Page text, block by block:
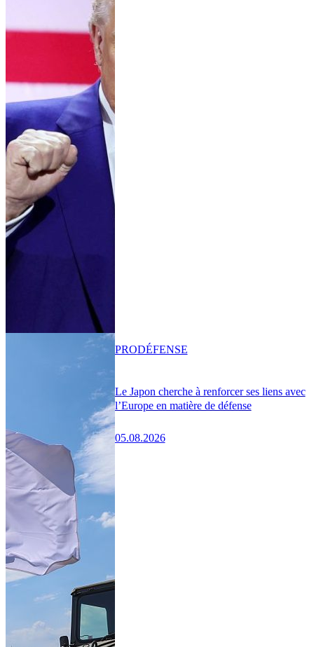
Le Japon cherche à renforcer ses liens avec
l’Europe en matière de défense
05.08.2026
PRODÉFENSE